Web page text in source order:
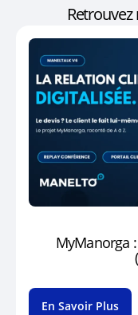
MyManorga
En Savoir Plus